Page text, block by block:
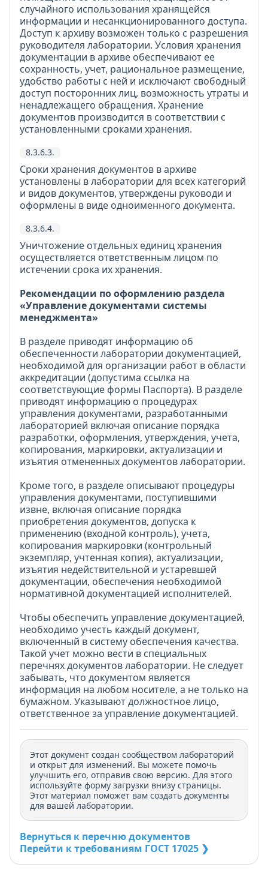
случайного использования хранящейся
информации и несанкционированного доступа.
Доступ к архиву возможен только с разрешения
руководителя лаборатории. Условия хранения
документации в архиве обеспечивают ее
сохранность, учет, рациональное размещение,
удобство работы с ней и исключают свободный
доступ посторонних лиц, возможность утраты и
ненадлежащего обращения. Хранение
документов производится в соответствии с
установленными сроками хранения.
8.3.6.3.
Сроки хранения документов в архиве
установлены в лаборатории для всех категорий
и видов документов, утверждены руководи и
оформлены в виде одноименного документа.
8.3.6.4.
Уничтожение отдельных единиц хранения
осуществляется ответственным лицом по
истечении срока их хранения.
Рекомендации по оформлению раздела
«Управление документами системы
менеджмента»
В разделе приводят информацию об
обеспеченности лаборатории документацией,
необходимой для организации работ в области
аккредитации (допустима ссылка на
соответствующие формы Паспорта). В разделе
приводят информацию о процедурах
управления документами, разработанными
лабораторией включая описание порядка
разработки, оформления, утверждения, учета,
копирования, маркировки, актуализации и
изъятия отмененных документов лаборатории.
Кроме того, в разделе описывают процедуры
управления документами, поступившими
извне, включая описание порядка
приобретения документов, допуска к
применению (входной контроль), учета,
копирования маркировки (контрольный
экземпляр, учтенная копия), актуализации,
изъятия недействительной и устаревшей
документации, обеспечения необходимой
нормативной документацией исполнителей.
Чтобы обеспечить управление документацией,
необходимо учесть каждый документ,
включенный в систему обеспечения качества.
Такой учет можно вести в специальных
перечнях документов лаборатории. Не следует
забывать, что документом является
информация на любом носителе, а не только на
бумажном. Указывают должностное лицо,
ответственное за управление документацией.
Этот документ создан сообществом лабораторий
и открыт для изменений. Вы можете помочь
улучшить его, отправив свою версию. Для этого
используйте форму загрузки внизу страницы.
Этот материал поможет вам создать документы
для вашей лаборатории.
Вернуться к перечню документов
Перейти к требованиям ГОСТ 17025 ❯